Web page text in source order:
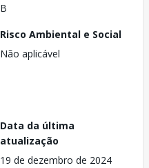
B
Risco Ambiental e Social
Não aplicável
Data da última
atualização
19 de dezembro de 2024